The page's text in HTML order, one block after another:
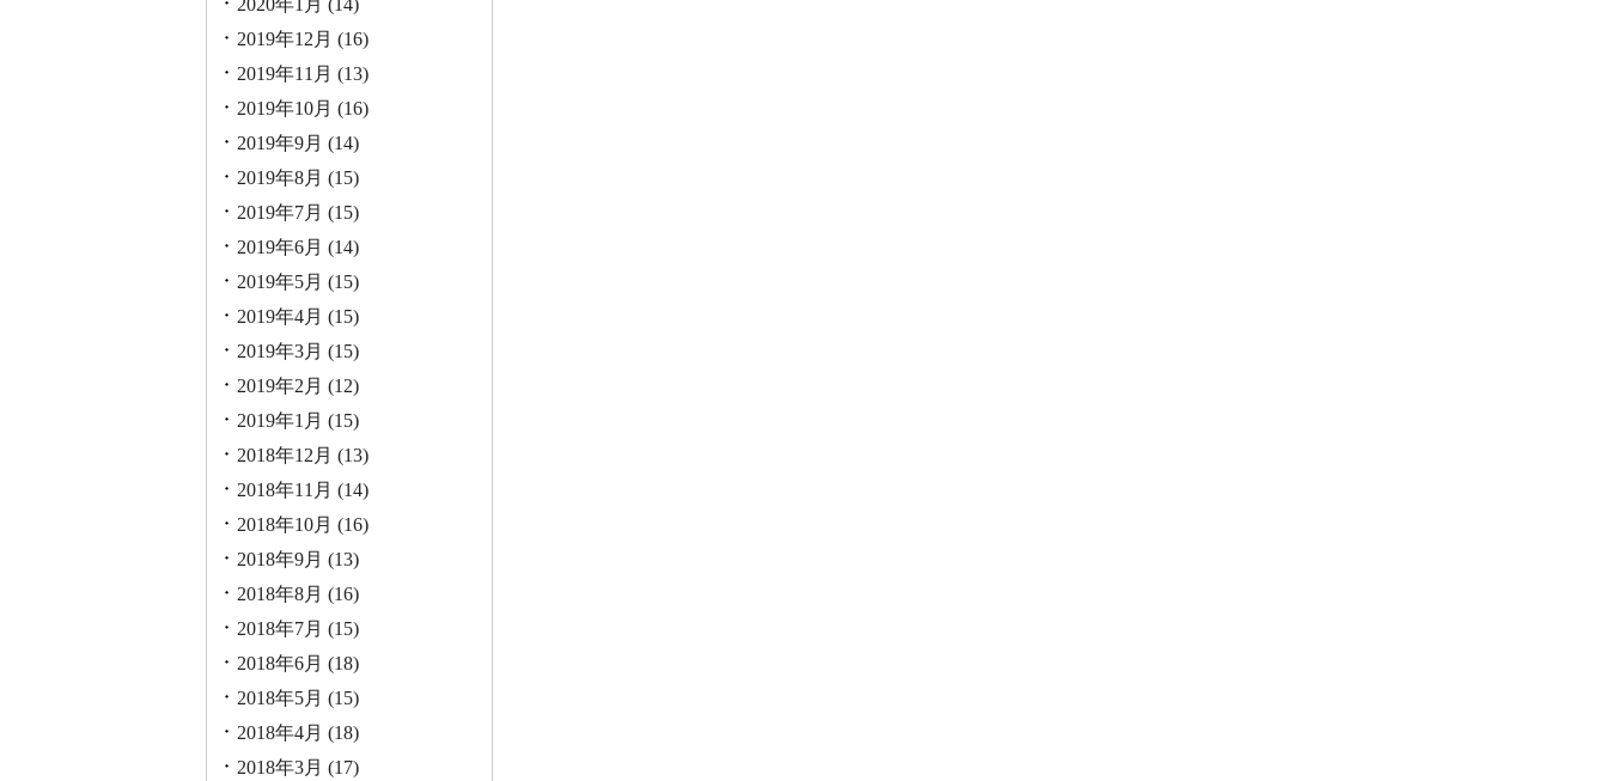
2020年1月 (14)
2019年12月 (16)
2019年11月 (13)
2019年10月 (16)
2019年9月 (14)
2019年8月 (15)
2019年7月 (15)
2019年6月 (14)
2019年5月 (15)
2019年4月 (15)
2019年3月 (15)
2019年2月 (12)
2019年1月 (15)
2018年12月 (13)
2018年11月 (14)
2018年10月 (16)
2018年9月 (13)
2018年8月 (16)
2018年7月 (15)
2018年6月 (18)
2018年5月 (15)
2018年4月 (18)
2018年3月 (17)